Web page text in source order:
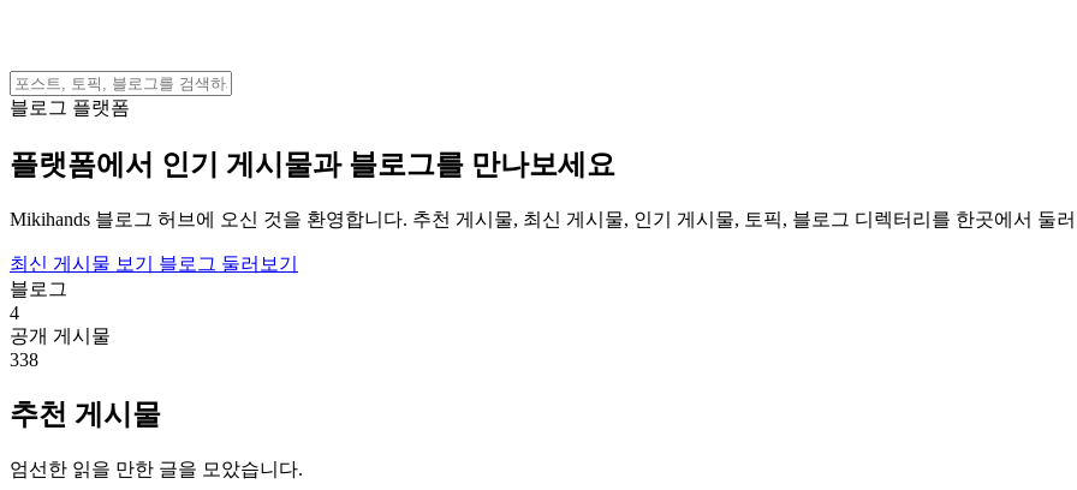
블로그 플랫폼
플랫폼에서 인기 게시물과 블로그를 만나보세요
Mikihands 블로그 허브에 오신 것을 환영합니다. 추천 게시물, 최신 게시물, 인기 게시물, 토픽, 블로그 디렉터리를 한곳에서 둘
최신 게시물 보기 블로그 둘러보기
블로그
4
공개 게시물
338
추천 게시물
엄선한 읽을 만한 글을 모았습니다.